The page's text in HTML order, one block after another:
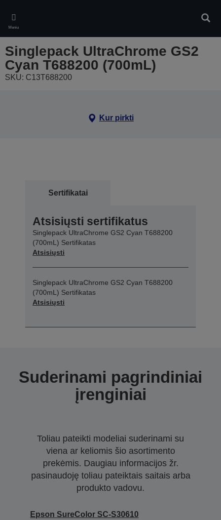
main
content
Meniu
Singlepack UltraChrome GS2
Cyan T688200 (700mL)
SKU: C13T688200
Kur pirkti
Sertifikatai
Atsisiųsti sertifikatus
Singlepack UltraChrome GS2 Cyan T688200
(700mL) Sertifikatas
Atsisiųsti
Singlepack UltraChrome GS2 Cyan T688200
(700mL) Sertifikatas
Atsisiųsti
Suderinami pagrindiniai
įrenginiai
Toliau pateikti modeliai suderinami su
viena ar keliomis šio asortimento
prekėmis. Daugiau informacijos žr.
pasinaudoję toliau pateiktais saitais arba
produkto vadovu.
Epson SureColor SC-S30610